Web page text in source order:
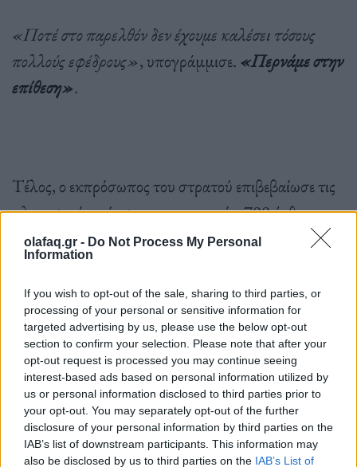
olafaq.gr - Do Not Process My Personal
Information
If you wish to opt-out of the sale, sharing to third parties, or
processing of your personal or sensitive information for
targeted advertising by us, please use the below opt-out
section to confirm your selection. Please note that after your
opt-out request is processed you may continue seeing
interest-based ads based on personal information utilized by
us or personal information disclosed to third parties prior to
your opt-out. You may separately opt-out of the further
disclosure of your personal information by third parties on the
IAB’s list of downstream participants. This information may
also be disclosed by us to third parties on the IAB’s List of
«Ποτέ στο παρελθόν δεν έχουμε καλέσει τόσους
πολλούς εφέδρους», υπογράμμισε. «Περνάμε στην
επίθεση».
Τέλος, ο εκπρόσωπος του στρατού επιβεβαίωσε τις
πληροφορίες σύμφωνα με τις οποίες 700 άνθρωποι
έχουν σκοτωθεί στο Ισραήλ, ανάμεσά τους 73 μέλη
των ενόπλων δυνάμεων. Από την πλευρά του ο
ισραηλινός στρατός έχει σκοτώσει εκατοντάδες
ένοπλους Παλαιστίνιους.
Πηγή: ΑΠΕ-ΜΠΕ